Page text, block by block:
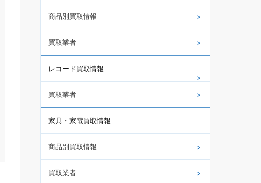
商品別買取情報
買取業者
レコード買取情報
買取業者
家具・家電買取情報
商品別買取情報
買取業者